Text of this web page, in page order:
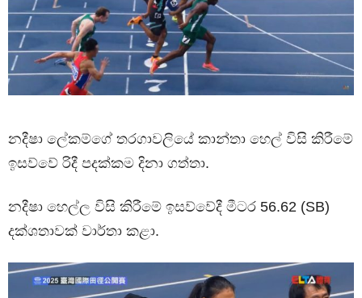
නදීෂා ලේකම්ගේ තරගාවලියේ කාන්තා හෙල් විසි කිරීමේ
ඉසව්වේ රිදී පදක්කම දිනා ගත්තා.
නදීෂා හෙල්ල විසි කිරීමේ ඉසව්වේදී මීටර 56.62 (SB)
දක්ශතාවක් වාර්තා කළා.